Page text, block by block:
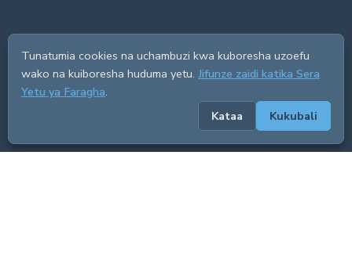
Tunatumia cookies na uchambuzi kwa kuboresha uzoefu
wako na kuiboresha huduma yetu. Jifunze zaidi katika Sera
Yetu ya Faragha.
Kataa
Kukubali